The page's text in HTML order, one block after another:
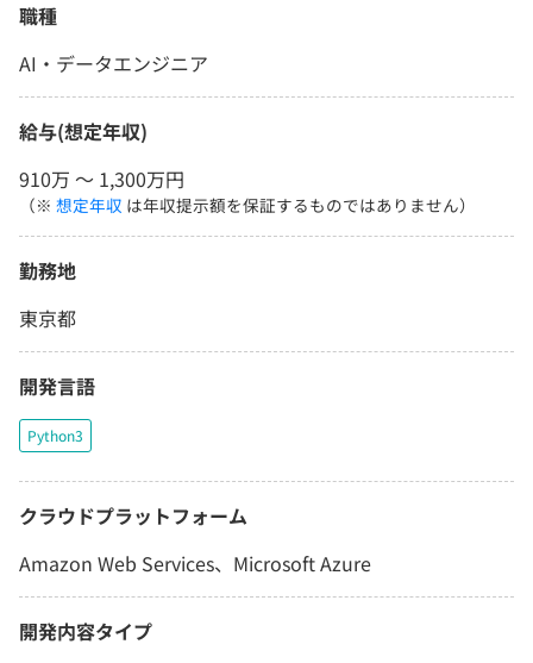
職種
AI・データエンジニア
給与(想定年収)
910万 〜 1,300万円
（※ 想定年収 は年収提示額を保証するものではありません）
勤務地
東京都
開発言語
Python3
クラウドプラットフォーム
Amazon Web Services、Microsoft Azure
開発内容タイプ